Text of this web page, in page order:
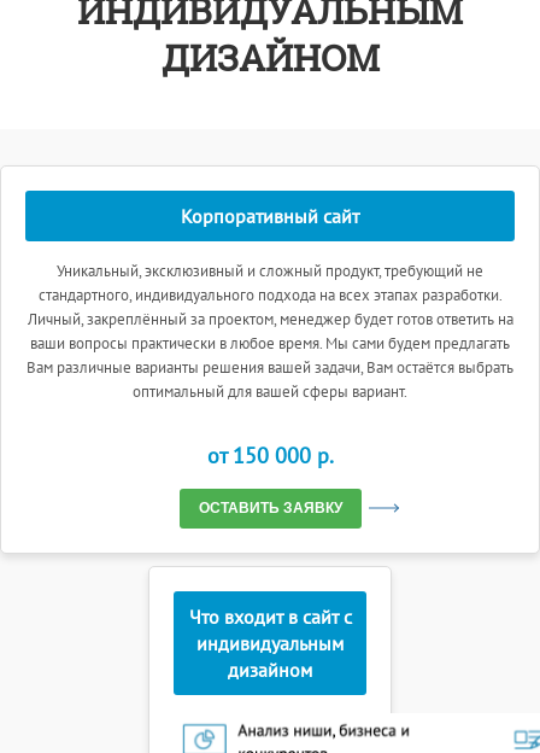
ИНДИВИДУАЛЬНЫМ
ДИЗАЙНОМ
Корпоративный сайт
Уникальный, эксклюзивный и сложный продукт, требующий не
стандартного, индивидуального подхода на всех этапах разработки.
Личный, закреплённый за проектом, менеджер будет готов ответить на
ваши вопросы практически в любое время. Мы сами будем предлагать
Вам различные варианты решения вашей задачи, Вам остаётся выбрать
оптимальный для вашей сферы вариант.
от 150 000 p.
ОСТАВИТЬ ЗАЯВКУ
Что входит в сайт с
индивидуальным
дизайном